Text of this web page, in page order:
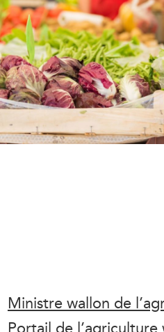
Ministre wallon de